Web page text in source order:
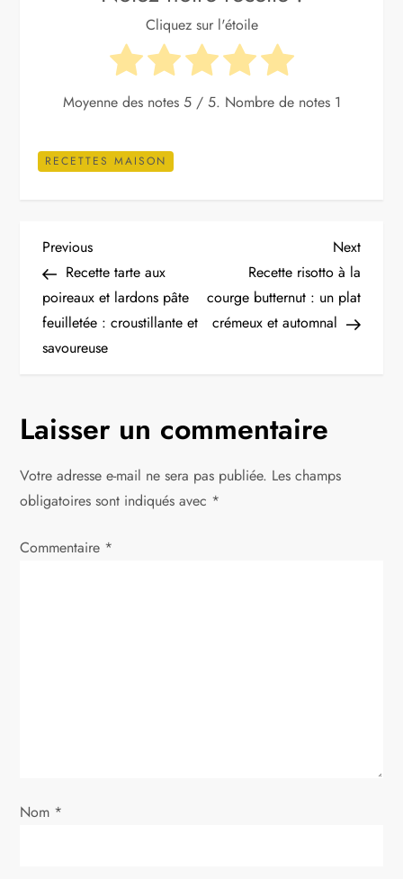
Cliquez sur l'étoile
Moyenne des notes 5/ 5. Nombre de notes 1
RECETTES MAISON
N
a
v
g
a
t
i
’
Previous
Post
Previous
Recette tarte aux
poireaux et lardons pâte
feuilletée : croustillante et
savoureuse
Next
Post
Next
Recette risotto à la
courge butternut : un plat
crémeux et automnal
Laisser un commentaire
Votre adresse e-mail ne sera pas publiée. Les champs
obligatoires sont indiqués avec *
Commentaire *
Nom *